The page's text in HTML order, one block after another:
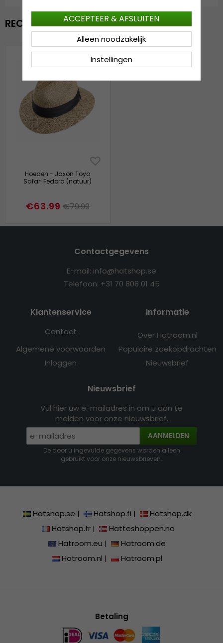
RECENTELIJK BEKEKEN
Hoeden - Jaxon Toyo
Safari Fedora (natuur)
€63.99 €79.99
Contactgegevens
E-mail: info@hatshop.se
Telefoon: +31 70 808 01 45
Klantenservice
Contact
Algemene voorwaarden
Inloggen
Informatie
Over Hatroom.nl
Populaire zoekopdrachten
Nieuwsbrief
Nieuwsbrief
Vul hier uw e-mailadres in om u aan te
melden voor onze nieuwsbrief.
AANMELDEN
De door u ingevulde gegevens worden alleen
gebruikt voor onze nieuwsbrieven.
Hatshop.se | Hatshop.fi |
Hatshop.dk
Hatshop.fr|
Hatteshoppen.no
Hatroom.eu |
Hatroom.de
Hatroom.nl | Hatroom.pl
Betaling
Instellingen
Alleen noodzakelijk
ACCEPTEER & AFSLUITEN